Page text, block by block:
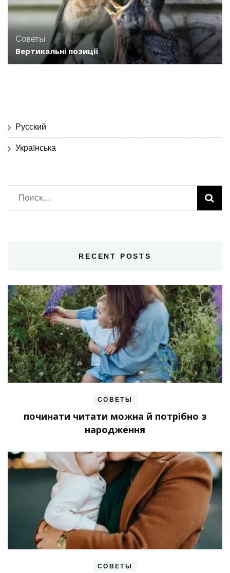
Советы
Вертикальні позиції
Русский
Українська
Найти:
RECENT POSTS
СОВЕТЫ
починати читати можна й потрібно з
народження
СОВЕТЫ